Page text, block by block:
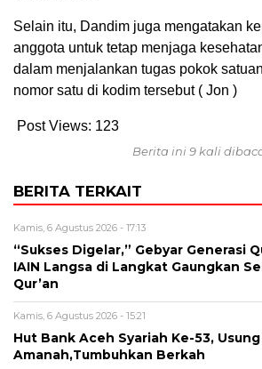
Selain itu, Dandim juga mengatakan
anggota untuk tetap menjaga
dalam menjalankan tugas pokok
nomor satu di kodim tersebut ( Jon )
Post Views: 123
Berita ini 9 kali
BERITA TERKAIT
Kamis, 6 Agustus 2026 - 17:13
“Sukses Digelar,” Gebyar Generasi
IAIN Langsa di Langkat Gaungkan
Qur’an
Kamis, 6 Agustus 2026 - 15:21
Hut Bank Aceh Syariah Ke-53,
Amanah,Tumbuhkan Berkah